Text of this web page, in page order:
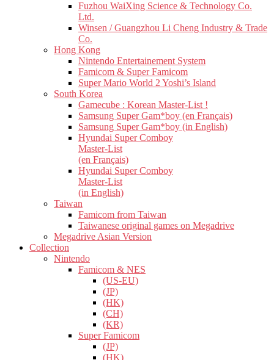
Fuzhou WaiXing Science & Technology Co.
Ltd.
Winsen / Guangzhou Li Cheng Industry & Trade
Co.
Hong Kong
Nintendo Entertainement System
Famicom & Super Famicom
Super Mario World 2 Yoshi’s Island
South Korea
Gamecube : Korean Master-List !
Samsung Super Gam*boy (en Français)
Samsung Super Gam*boy (in English)
Hyundai Super Comboy
Master-List
(en Français)
Hyundai Super Comboy
Master-List
(in English)
Taiwan
Famicom from Taiwan
Taiwanese original games on Megadrive
Megadrive Asian Version
Collection
Nintendo
Famicom & NES
(US-EU)
(JP)
(HK)
(CH)
(KR)
Super Famicom
(JP)
(HK)